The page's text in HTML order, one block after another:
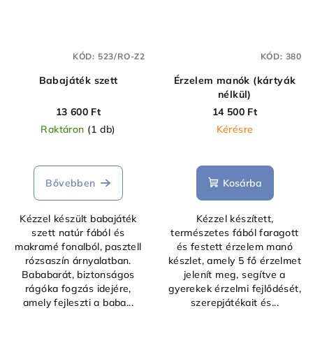
Babajáték szett
13 600 Ft
Raktáron (1 db)
Bővebben
Kézzel készült babajáték
szett natúr fából és
makramé fonalból, pasztell
rózsaszín árnyalatban.
Bababarát, biztonságos
rágóka fogzás idejére,
amely fejleszti a baba...
KÓD: 523/RO-Z2
Érzelem manók (kártyák
nélkül)
14 500 Ft
Kérésre
Kosárba
Kézzel készített,
természetes fából faragott
és festett érzelem manó
készlet, amely 5 fő érzelmet
jelenít meg, segítve a
gyerekek érzelmi fejlődését,
szerepjátékait és...
KÓD: 380